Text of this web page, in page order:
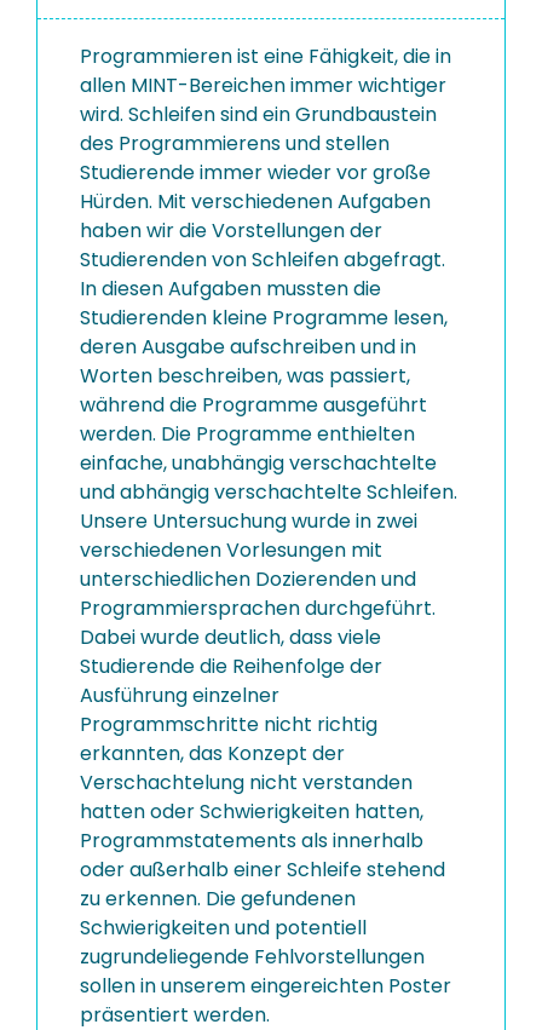
Programmieren ist eine Fähigkeit, die in
allen MINT-Bereichen immer wichtiger
wird. Schleifen sind ein Grundbaustein
des Programmierens und stellen
Studierende immer wieder vor große
Hürden. Mit verschiedenen Aufgaben
haben wir die Vorstellungen der
Studierenden von Schleifen abgefragt.
In diesen Aufgaben mussten die
Studierenden kleine Programme lesen,
deren Ausgabe aufschreiben und in
Worten beschreiben, was passiert,
während die Programme ausgeführt
werden. Die Programme enthielten
einfache, unabhängig verschachtelte
und abhängig verschachtelte Schleifen.
Unsere Untersuchung wurde in zwei
verschiedenen Vorlesungen mit
unterschiedlichen Dozierenden und
Programmiersprachen durchgeführt.
Dabei wurde deutlich, dass viele
Studierende die Reihenfolge der
Ausführung einzelner
Programmschritte nicht richtig
erkannten, das Konzept der
Verschachtelung nicht verstanden
hatten oder Schwierigkeiten hatten,
Programmstatements als innerhalb
oder außerhalb einer Schleife stehend
zu erkennen. Die gefundenen
Schwierigkeiten und potentiell
zugrundeliegende Fehlvorstellungen
sollen in unserem eingereichten Poster
präsentiert werden.